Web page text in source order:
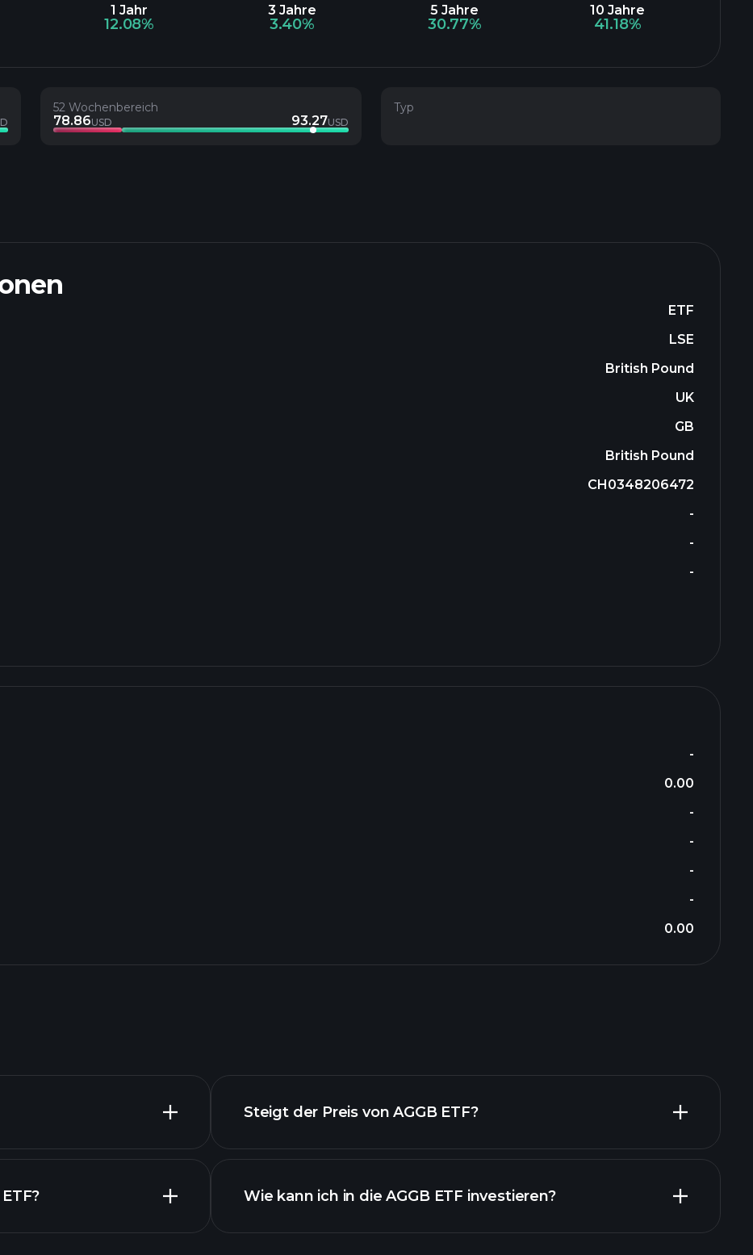
1 Jahr
12.08%
3 Jahre
3.40%
5 Jahre
30.77%
10 Jahre
41.18%
52 Wochenbereich
78.86USD 93.27USD
Typ
ETF
LSE
British Pound
UK
GB
British Pound
CH0348206472
-
-
-
-
0.00
-
-
-
-
0.00
Steigt der Preis von AGGB ETF?
ETF-Chart
Wie kann ich in die AGGB ETF investieren?